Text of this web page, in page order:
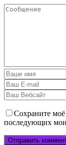
Сохраните моё
последующих